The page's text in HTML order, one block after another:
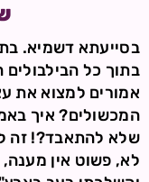
בסייעתא דשמיא.
בתוך כל
אמורים למצוא את
המכשולים? איך
שלא להתאבד?! זה
לא, פשוט אין